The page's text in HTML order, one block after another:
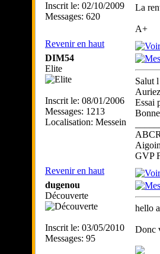
Inscrit le: 02/10/2009
Messages: 620
La
A+
Revenir en haut
DIM54
Elite
Inscrit le: 08/01/2006
Messages: 1213
Localisation: Messein
Salut
Essai
GVP
Revenir en haut
dugenou
Découverte
Inscrit le: 03/05/2010
Messages: 95
hello
Donc